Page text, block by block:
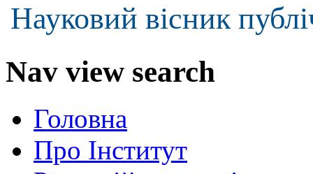
Науковий вісник
Nav view search
Головна
Про Інститут